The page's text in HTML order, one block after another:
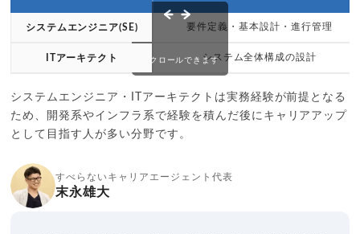
システムエンジニア(SE) 要件定義・基本設計・進行管理
ITアーキテクト システム全体構成の設計
スクロールできます
システムエンジニア・ITアーキテクトは実務経験が前提となる
ため、開発系やインフラ系で経験を積んだ後にキャリアアップ
として目指す人が多い分野です。
すべらないキャリアエージェント代表
末永雄大